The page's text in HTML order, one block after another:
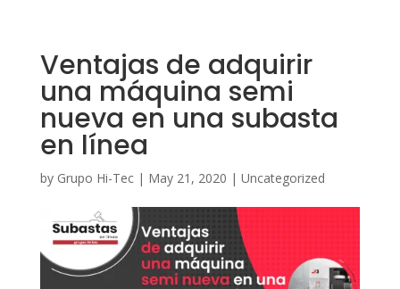
Ventajas de adquirir
una máquina semi
nueva en una subasta
en línea
by Grupo Hi-Tec| May 21, 2020 | Uncategorized